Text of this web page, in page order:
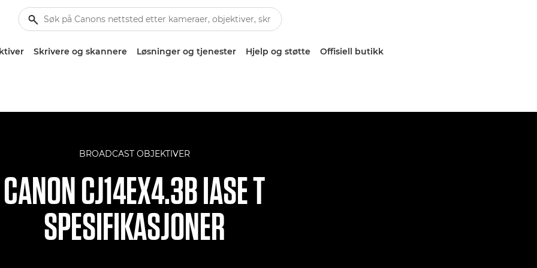
Skrivere og skannere Løsninger og tjenester Hjelp og støtte Offisiell butikk
BROADCAST OBJEKTIVER
CANON CJ14EX4.3B IASE T
SPESIFIKASJONER